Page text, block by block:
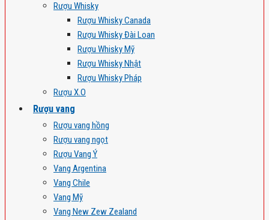
Rượu Whisky
Rượu Whisky Canada
Rượu Whisky Đài Loan
Rượu Whisky Mỹ
Rượu Whisky Nhật
Rượu Whisky Pháp
Rượu X.O
Rượu vang
Rượu vang hồng
Rượu vang ngọt
Rượu Vang Ý
Vang Argentina
Vang Chile
Vang Mỹ
Vang New Zew Zealand